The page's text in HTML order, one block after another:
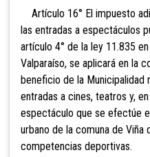
Artículo 16° El impuesto
las entradas a espectáculos
artículo 4° de la ley 11.835
Valparaíso, se aplicará en la
beneficio de la
entradas a cines, teatros y,
espectáculo que se efectúe
urbano de la comuna de
competencias deportivas.